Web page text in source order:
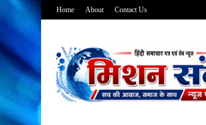
Home About Contact Us